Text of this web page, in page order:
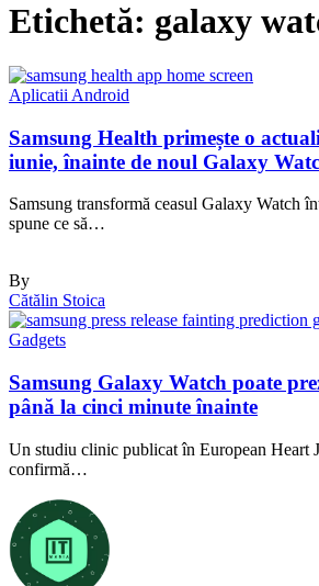
Etichetă: galaxy
Aplicatii Android
Samsung Health primește o
iunie, înainte de noul Galaxy
Samsung transformă ceasul Galaxy Watch
spune ce să…
By
Cătălin Stoica
Gadgets
Samsung Galaxy Watch poate
până la cinci minute înainte
Un studiu clinic publicat în European Heart
confirmă…